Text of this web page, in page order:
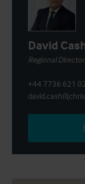
David
Regional
+44 7736 621